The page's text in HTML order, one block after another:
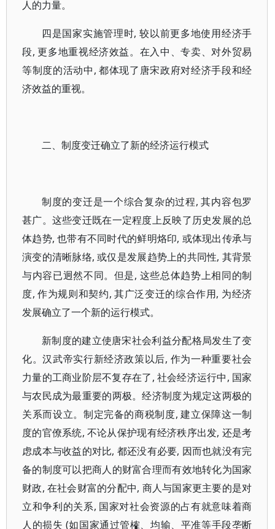
人的力量。
四是国家实施管理时, 较以前更多地使用经济手
段, 更多地重视经济效益。在入中、专卖、对外贸易
等制度的活动中, 都体现了唐宋政府对经济手段和经
济效益的重视。
二、制度变迁确立了新的经济运行模式
制度的变迁是一个综合复杂的过程, 其内容包罗
甚广。这些变迁既在一定程度上反映了历史发展的总
体趋势, 也带有不同时代的鲜明烙印, 或体现出传承与
演变的清晰脉络, 或仅是发展趋势上的共同性, 其背景
与内容已迥然不同。但是, 这些总体趋势上相同的制
度, 作为规则和契约, 其广泛变迁的综合作用, 为经济
发展确立了一个新的运行模式。
新制度的建立使唐宋社会利益分配格局发生了变
化。汉武帝实行新经济政策以后, 作为一种重要社会
力量的工商业阶层不复存在了, 社会经济运行中, 国家
与农民成为最重要的两极。经济制度为规定这两极的
关系而设立。制定完备的商税制度, 建立保障这一制
度的官僚系统, 不论从保护现有经济秩序出发, 还是考
虑成本与收益的对比, 都还没有必要, 因而也就没有完
备的制度可以把商人的财富合理而有效地转化为国家
财政, 在社会财富的分配中, 商人与国家更主要的是对
立和争利的关系, 国家对社会资源的占有就意味着商
人的损失 (如国家通过管榷、均输、平准等手段垄断